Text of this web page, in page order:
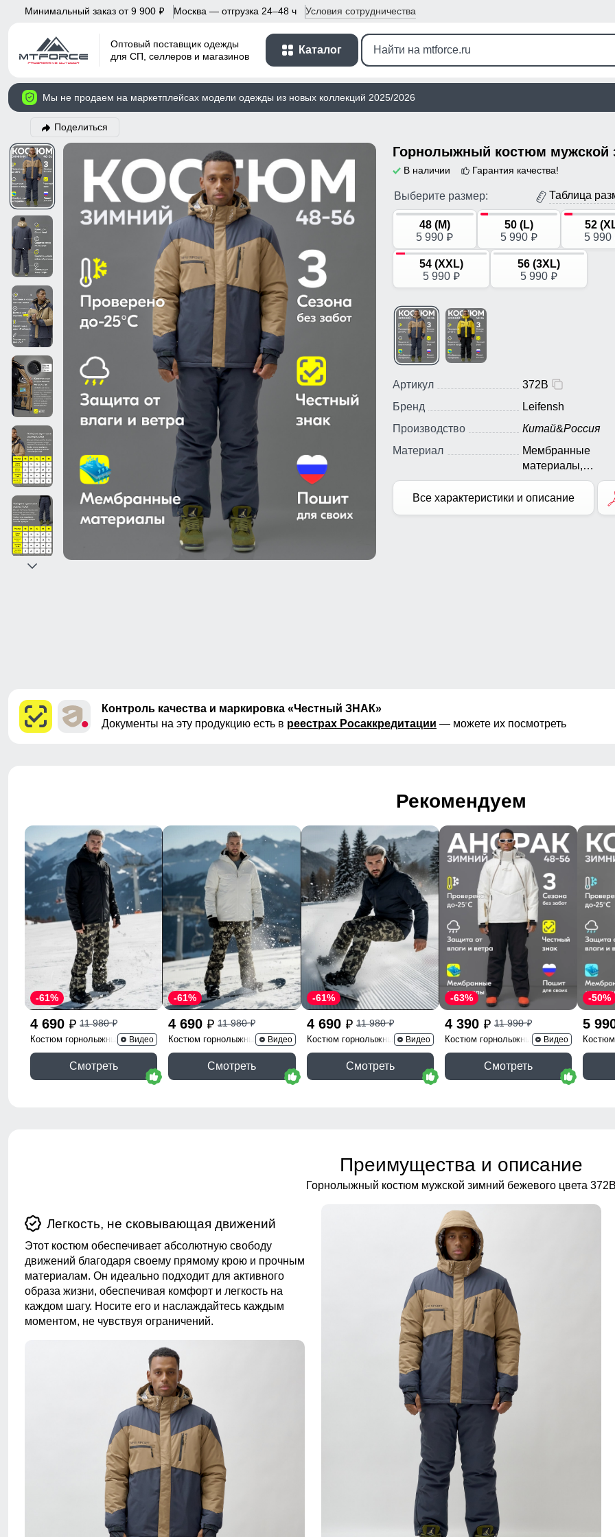
Минимальный заказ от 9 900 p Москва — отгрузка 24–48 ч Условия сотрудничества
Оптовый поставщик одежды
для СП, селлеров и магазинов
Каталог
Мы не продаем на маркетплейсах модели одежды из новых коллекций 2025/2026
Поделиться
В наличии Гарантия качества!
Выберите размер: Таблица
48 (M)
5 990 p
50 (L)
5 990 p
52
5 990
54 (XXL)
5 990 p
56 (3XL)
5 990 p
Артикул
372B
Бренд
Leifensh
Производство
Китай&Россия
Материал
Мембранные
материалы,
Натуральные
материалы,
Плащевка,
Все характеристики и описание
Контроль качества и маркировка «Честный ЗНАК»
Документы на эту продукцию есть в реестрах Росаккредитации — можете их посмотреть
Рекомендуем
4 690 p 11 980p
-61%
Костюм горнолыжный
02412Ch
Видео
Смотреть
4 690 p 11 980p
-61%
Костюм горнолыжный 02412Bl
Видео
Смотреть
4 690 p 11 980p
-61%
Костюм горнолыжный
02412TS
Видео
Смотреть
4 390 p 11 990p
-63%
Костюм горнолыжный 389Bl
Видео
Смотреть
5
-50%
Преимущества и описание
Горнолыжный костюм мужской зимний бежевого цвета 372B
Легкость, не сковывающая движений
Этот костюм обеспечивает абсолютную свободу
движений благодаря своему прямому крою и прочным
материалам. Он идеально подходит для активного
образа жизни, обеспечивая комфорт и легкость на
каждом шагу. Носите его и наслаждайтесь каждым
моментом, не чувствуя ограничений.